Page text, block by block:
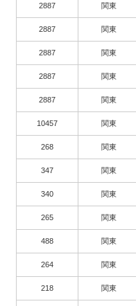
2887 関東
2887 関東
2887 関東
2887 関東
2887 関東
10457 関東
268 関東
347 関東
340 関東
265 関東
488 関東
264 関東
218 関東